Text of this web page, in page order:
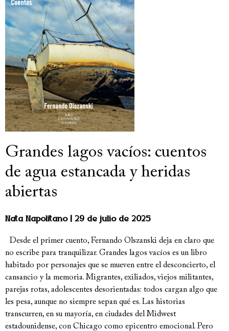
Grandes lagos vacíos: cuentos
de agua estancada y heridas
abiertas
Nata Napolitano 29 de julio de 2025
Desde el primer cuento, Fernando Olszanski deja en claro que
no escribe para tranquilizar. Grandes lagos vacíos es un libro
habitado por personajes que se mueven entre el desconcierto, el
cansancio y la memoria. Migrantes, exiliados, viejos militantes,
parejas rotas, adolescentes desorientadas: todos cargan algo que
les pesa, aunque no siempre sepan qué es. Las historias
transcurren, en su mayoría, en ciudades del Midwest
estadounidense, con Chicago como epicentro emocional. Pero